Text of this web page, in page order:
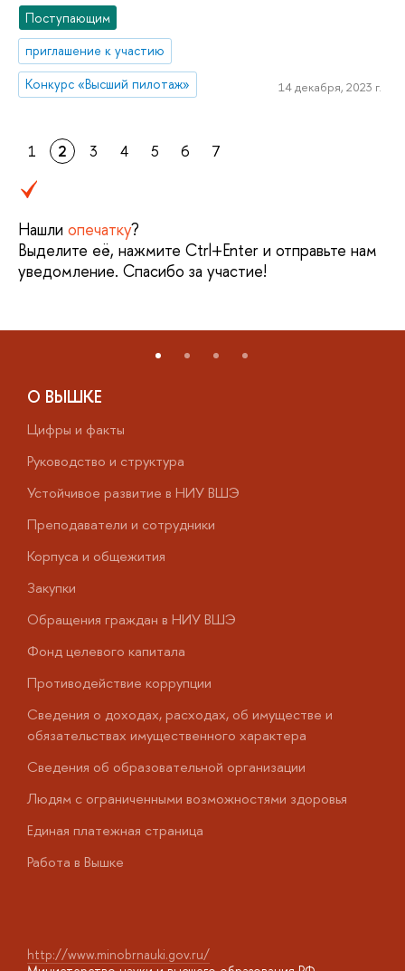
Поступающим
приглашение к участию
Конкурс «Высший пилотаж»
14 декабря, 2023 г.
1 2 3 4 5 6 7
Нашли опечатку?
Выделите её, нажмите Ctrl+Enter и отправьте нам
уведомление. Спасибо за участие!
О ВЫШКЕ
Цифры и факты
Руководство и структура
Устойчивое развитие в НИУ ВШЭ
Преподаватели и сотрудники
Корпуса и общежития
Закупки
Обращения граждан в НИУ ВШЭ
Фонд целевого капитала
Противодействие коррупции
Сведения о доходах, расходах, об имуществе и
обязательствах имущественного характера
Сведения об образовательной организации
Людям с ограниченными возможностями здоровья
Единая платежная страница
Работа в Вышке
http://www.minobrnauki.gov.ru/